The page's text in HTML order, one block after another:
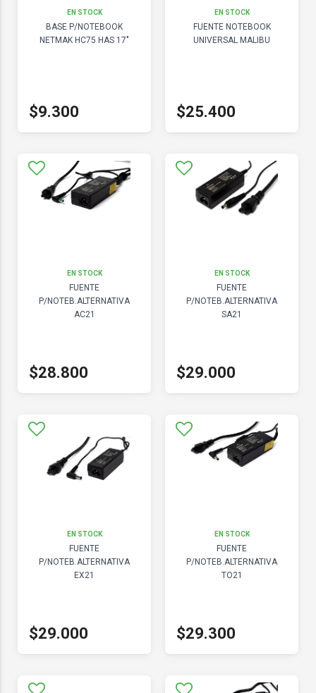
EN STOCK
BASE P/NOTEBOOK
NETMAK HC75 HAS 17"
$9.300
EN STOCK
FUENTE NOTEBOOK
UNIVERSAL MALIBU
$25.400
EN STOCK
FUENTE
P/NOTEB.ALTERNATIVA
AC21
$28.800
EN STOCK
FUENTE
P/NOTEB.ALTERNATIVA
SA21
$29.000
EN STOCK
FUENTE
P/NOTEB.ALTERNATIVA
EX21
$29.000
EN STOCK
FUENTE
P/NOTEB.ALTERNATIVA
TO21
$29.300